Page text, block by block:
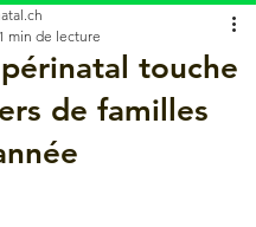
touche
de familles
1 min de lecture